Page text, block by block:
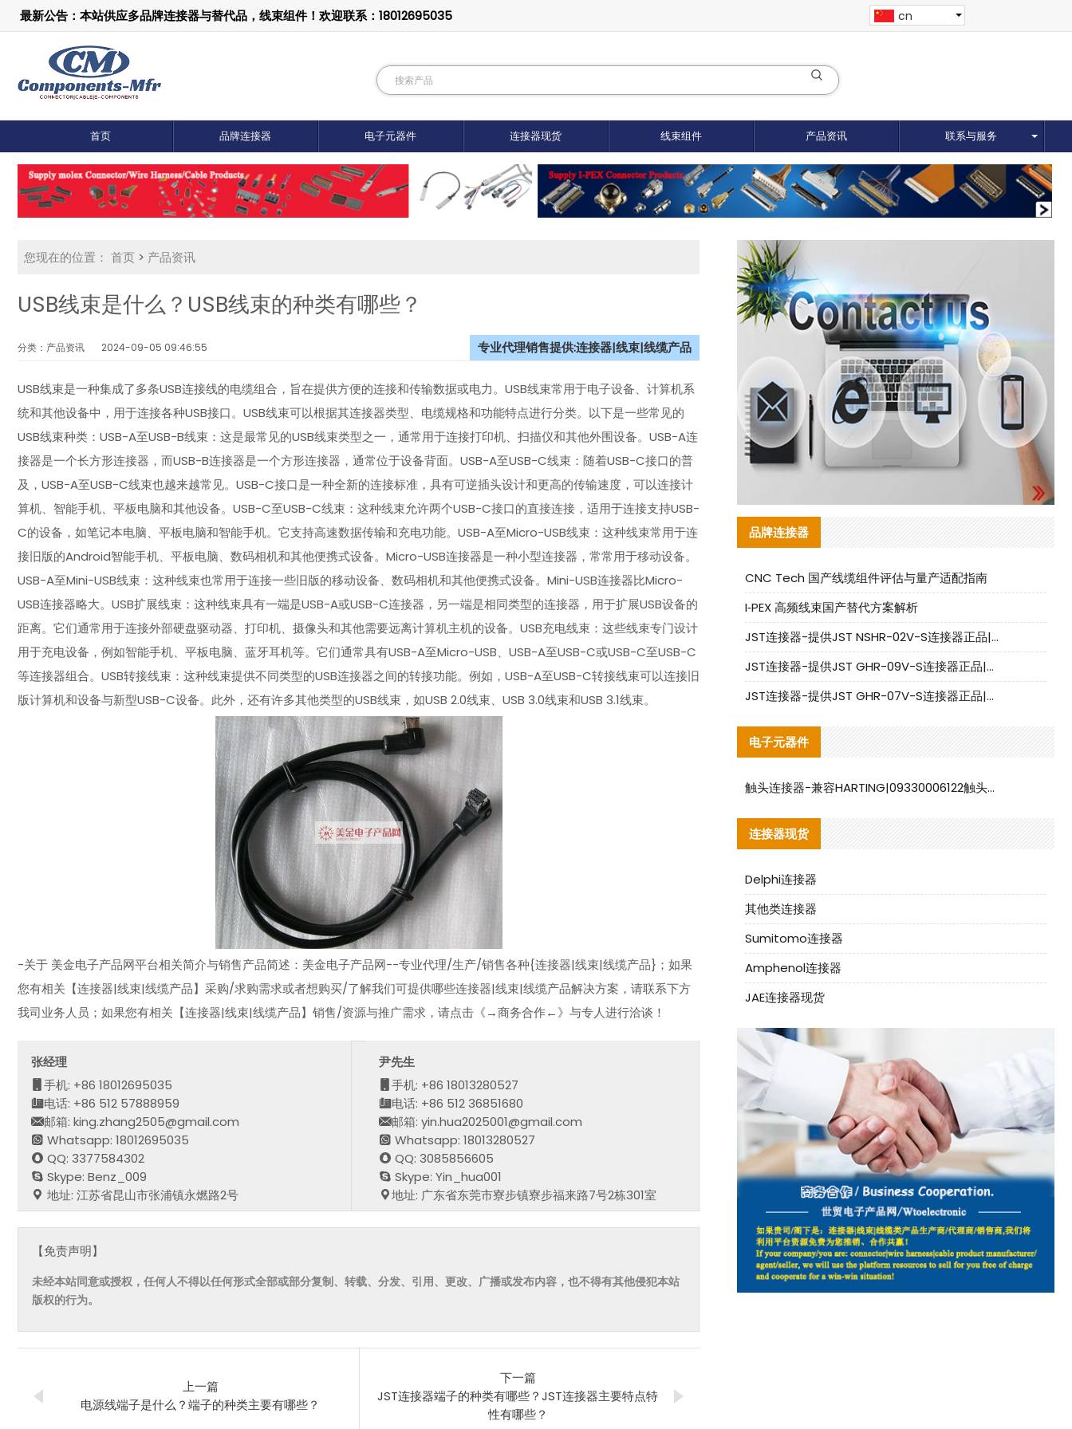
最新公告：本站供应多品牌连接器与替代品，线束组件！欢迎联系：18012695035 cn
首页 品牌连接器 电子元器件 连接器现货 线束组件 产品资讯 联系与服务
您现在的位置： 首页 > 产品资讯
USB线束是什么？USB线束的种类有哪些？
分类：产品资讯 2024-09-05 09:46:55 专业代理销售提供:连接器|线束|线缆产品
USB线束是一种集成了多条USB连接线的电缆组合，旨在提供方便的连接和传输数据或电力。USB线束常用于电子设备、计算机系
统和其他设备中，用于连接各种USB接口。USB线束可以根据其连接器类型、电缆规格和功能特点进行分类。以下是一些常见的
USB线束种类：USB-A至USB-B线束：这是最常见的USB线束类型之一，通常用于连接打印机、扫描仪和其他外围设备。USB-A连
接器是一个长方形连接器，而USB-B连接器是一个方形连接器，通常位于设备背面。USB-A至USB-C线束：随着USB-C接口的普
及，USB-A至USB-C线束也越来越常见。USB-C接口是一种全新的连接标准，具有可逆插头设计和更高的传输速度，可以连接计
算机、智能手机、平板电脑和其他设备。USB-C至USB-C线束：这种线束允许两个USB-C接口的直接连接，适用于连接支持USB-
C的设备，如笔记本电脑、平板电脑和智能手机。它支持高速数据传输和充电功能。USB-A至Micro-USB线束：这种线束常用于连
接旧版的Android智能手机、平板电脑、数码相机和其他便携式设备。Micro-USB连接器是一种小型连接器，常常用于移动设备。
USB-A至Mini-USB线束：这种线束也常用于连接一些旧版的移动设备、数码相机和其他便携式设备。Mini-USB连接器比Micro-
USB连接器略大。USB扩展线束：这种线束具有一端是USB-A或USB-C连接器，另一端是相同类型的连接器，用于扩展USB设备的
距离。它们通常用于连接外部硬盘驱动器、打印机、摄像头和其他需要远离计算机主机的设备。USB充电线束：这些线束专门设计
用于充电设备，例如智能手机、平板电脑、蓝牙耳机等。它们通常具有USB-A至Micro-USB、USB-A至USB-C或USB-C至USB-C
等连接器组合。USB转接线束：这种线束提供不同类型的USB连接器之间的转接功能。例如，USB-A至USB-C转接线束可以连接旧
版计算机和设备与新型USB-C设备。此外，还有许多其他类型的USB线束，如USB 2.0线束、USB 3.0线束和USB 3.1线束。
-关于 美金电子产品网平台相关简介与销售产品简述：美金电子产品网--专业代理/生产/销售各种{连接器|线束|线缆产品}；如果
您有相关【连接器|线束|线缆产品】采购/求购需求或者想购买/了解我们可提供哪些连接器|线束|线缆产品解决方案，请联系下方
我司业务人员；如果您有相关【连接器|线束|线缆产品】销售/资源与推广需求，请点击《→商务合作←》与专人进行洽谈！
张经理
手机: +86 18012695035
电话: +86 512 57888959
邮箱: king.zhang2505@gmail.com
Whatsapp: 18012695035
QQ: 3377584302
Skype: Benz_009
地址: 江苏省昆山市张浦镇永燃路2号
尹先生
手机: +86 18013280527
电话: +86 512 36851680
邮箱: yin.hua2025001@gmail.com
Whatsapp: 18013280527
QQ: 3085856605
Skype: Yin_hua001
地址: 广东省东莞市寮步镇寮步福来路7号2栋301室
【免责声明】
未经本站同意或授权，任何人不得以任何形式全部或部分复制、转载、分发、引用、更改、广播或发布内容，也不得有其他侵犯本站
版权的行为。
上一篇
电源线端子是什么？端子的种类主要有哪些？
下一篇
JST连接器端子的种类有哪些？JST连接器主要特点特
性有哪些？
品牌连接器
CNC Tech 国产线缆组件评估与量产适配指南
I‑PEX 高频线束国产替代方案解析
JST连接器-提供JST NSHR-02V-S连接器正品|替代品
JST连接器-提供JST GHR-09V-S连接器正品|替代品
JST连接器-提供JST GHR-07V-S连接器正品|替代品
电子元器件
触头连接器-兼容HARTING|09330006122触头连接器替代品说明
连接器现货
Delphi连接器
其他类连接器
Sumitomo连接器
Amphenol连接器
JAE连接器现货